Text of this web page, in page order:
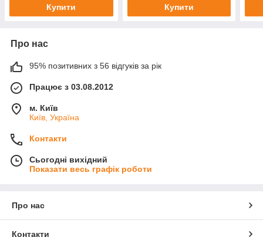
Купити Купити
Про нас
95% позитивних з 56 відгуків за рік
Працює з 03.08.2012
м. Київ
Київ, Україна
Контакти
Сьогодні вихідний
Показати весь графік роботи
Про нас
Контакти